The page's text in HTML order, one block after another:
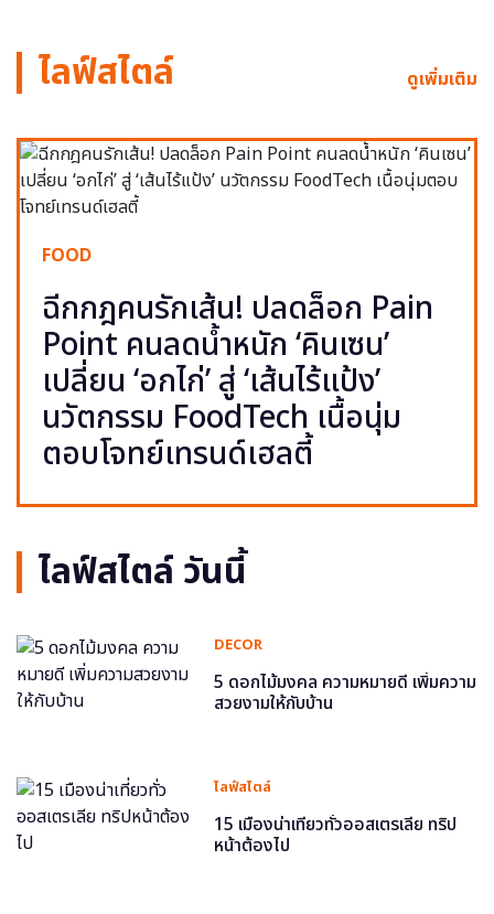
ไลฟ์สไตล์ ดูเพิ่มเติม
FOOD
ฉีกกฎคนรักเส้น! ปลดล็อก Pain
Point คนลดน้ำหนัก ‘คินเซน’
เปลี่ยน ‘อกไก่’ สู่ ‘เส้นไร้แป้ง’
นวัตกรรม FoodTech เนื้อนุ่ม
ตอบโจทย์เทรนด์เฮลตี้
ไลฟ์สไตล์ วันนี้
DECOR
5 ดอกไม้มงคล ความหมายดี เพิ่มความ
สวยงามให้กับบ้าน
ไลฟ์สไตล์
15 เมืองน่าเที่ยวทั่วออสเตรเลีย ทริป
หน้าต้องไป